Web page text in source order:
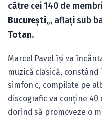
către cei 140 de
Bucureşti„, aflaţi sub
Totan.
Marcel Pavel îşi va
muzică clasică,
simfonic, compilate pe
discografic va conţine
dorind să promoveze o